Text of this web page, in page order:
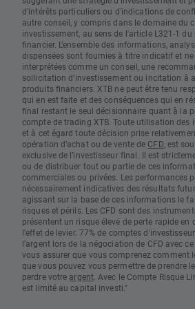
d'intérêts particuliers ou d'indications de
autre conseil, y compris dans le domaine du
investissement, au sens de l'article L321-1
financier. L’ensemble des informations,
dispensées sont fournies à titre indicatif et
interprétées comme un conseil, une
sollicitation d’investissement ou incitation à
produits financiers. XTB ne peut être tenu
qui en est faite et des conséquences qui en
final restant le seul décisionnaire quant à la
compte de trading XTB. Toute utilisation des
et à cet égard toute décision prise
opération d’achat ou de vente de CFD , est
exclusive de l’investisseur final. Il est
ou de distribuer tout ou partie de ces
commerciales ou privées. Les performances
nécessairement indicatives des résultats
agissant sur la base de ces informations le
risques et périls. Les CFD sont des
présentent un risque élevé de perte rapide en
l'effet de levier. 77% de comptes
l'argent lors de la négociation de CFD avec
vous assurer que vous comprenez comment
que vous pouvez vous permettre de prendre
perdre votre argent. Avec le Compte Risque
est limité au capital investi."